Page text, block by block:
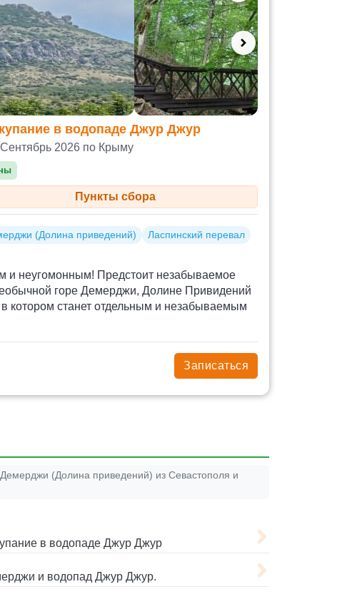
в водопаде Джур Джур
Сентябрь 2026 по Крыму
Пункты сбора
(Долина приведений)
Ласпинский перевал
и неугомонным! Предстоит незабываемое
горе Демерджи, Долине Привидений
котором станет отдельным и незабываемым
Записаться
(Долина приведений) из Севастополя и
в водопаде Джур Джур
и водопад Джур Джур.